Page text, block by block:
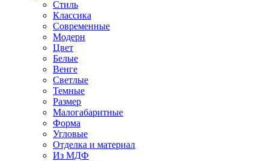
Стиль
Классика
Современные
Модерн
Цвет
Белые
Венге
Светлые
Темные
Размер
Малогабаритные
Форма
Угловые
Отделка и материал
Из МДФ